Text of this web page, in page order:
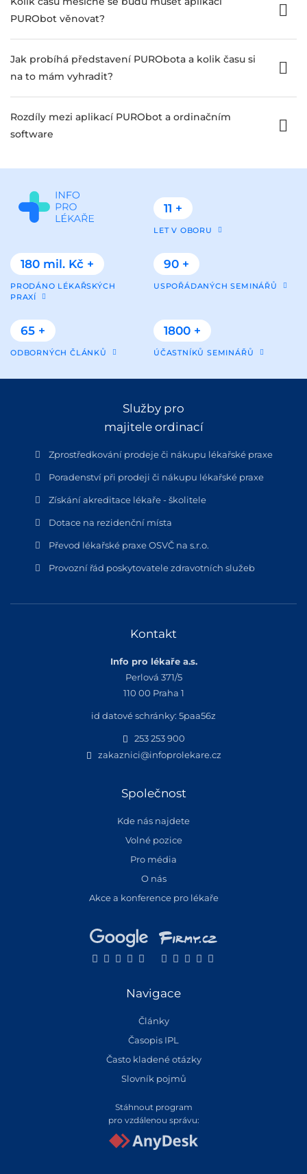
PURObot věnovat?
Jak probíhá představení PURObota a kolik času si
na to mám vyhradit?
Rozdíly mezi aplikací PURObot a ordinačním
software
11 +
LET V OBORU
180 mil. Kč +
PRODÁNO LÉKAŘSKÝCH
PRAXÍ
90 +
USPOŘÁDANÝCH SEMINÁŘŮ
65 +
ODBORNÝCH ČLÁNKŮ
1800 +
ÚČASTNÍKŮ SEMINÁŘŮ
Služby pro
majitele ordinací
Zprostředkování prodeje či nákupu lékařské praxe
Poradenství při prodeji či nákupu lékařské praxe
Získání akreditace lékaře - školitele
Dotace na rezidenční místa
Převod lékařské praxe OSVČ na s.r.o.
Provozní řád poskytovatele zdravotních služeb
Kontakt
Info pro lékaře a.s.
Perlová 371/5
110 00 Praha 1
id datové schránky: 5paa56z
253 253 900
zakaznici@infoprolekare.cz
Společnost
Kde nás najdete
Volné pozice
Pro média
O nás
Akce a konference pro lékaře
Navigace
Články
Časopis IPL
Často kladené otázky
Slovník pojmů
Stáhnout program
pro vzdálenou správu: